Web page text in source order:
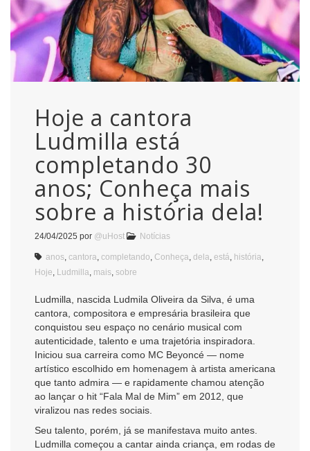
Hoje a cantora
Ludmilla está
completando 30
anos; Conheça mais
sobre a história dela!
24/04/2025 por @uHost Notícias
anos cantora completando Conheça dela está história
Hoje Ludmilla mais sobre
Ludmilla, nascida Ludmila Oliveira da Silva, é uma
cantora, compositora e empresária brasileira que
conquistou seu espaço no cenário musical com
autenticidade, talento e uma trajetória inspiradora.
Iniciou sua carreira como MC Beyoncé — nome
artístico escolhido em homenagem à artista americana
que tanto admira — e rapidamente chamou atenção
ao lançar o hit “Fala Mal de Mim” em 2012, que
viralizou nas redes sociais.
Seu talento, porém, já se manifestava muito antes.
Ludmilla começou a cantar ainda criança, em rodas de